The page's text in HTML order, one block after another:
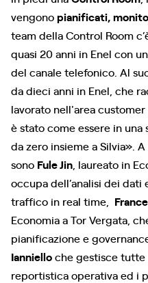
vengonopianificati,
team della Control Room
quasi 20 anni in Enel con
del canale telefonico. Al
da dieci anni in Enel, che
lavorato nell'area
è stato come essere in
da zero insieme a Silvia».
sono Fule Jin , laureato in
occupa dell’analisi dei dati
traffico in real time,
Economia a Tor Vergata,
pianificazione e
Iannielloche gestisce
reportistica operativa ed i